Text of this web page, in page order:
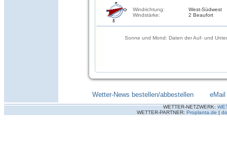
Windrichtung:
Windstärke:
West-Südwest
2 Beaufort
Sonne und Mond: Daten der Auf- und
Wetter-News bestellen/abbestellen eMail
WETTER-NETZWERK:
WETTER-PARTNER: Proplanta.de |